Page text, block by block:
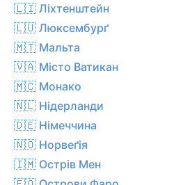
🇱🇮 Ліхтенштейн
🇱🇺 Люксембурґ
🇲🇹 Мальта
🇻🇦 Місто Ватикан
🇲🇨 Монако
🇳🇱 Нідерланди
🇩🇪 Німеччина
🇳🇴 Норвеґія
🇮🇲 Острів Мен